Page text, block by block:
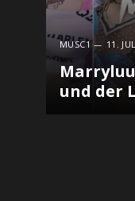
MUSC1 11.
und der